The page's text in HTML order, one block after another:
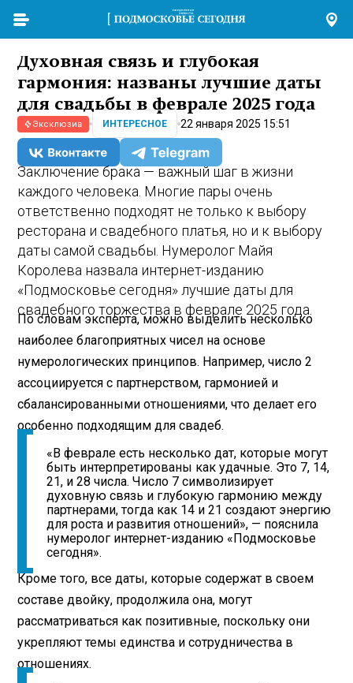
Духовная связь и глубокая
гармония: названы лучшие даты
для свадьбы в феврале 2025 года
Эксклюзив ИНТЕРЕСНОЕ 22 января 2025 15:51
Заключение брака — важный шаг в жизни
каждого человека. Многие пары очень
ответственно подходят не только к выбору
ресторана и свадебного платья, но и к выбору
даты самой свадьбы. Нумеролог Майя
Королева назвала интернет-изданию
«Подмосковье сегодня» лучшие даты для
свадебного торжества в феврале 2025 года.
По словам эксперта, можно выделить несколько
наиболее благоприятных чисел на основе
нумерологических принципов. Например, число 2
ассоциируется с партнерством, гармонией и
сбалансированными отношениями, что делает его
особенно подходящим для свадеб.
«В феврале есть несколько дат, которые могут
быть интерпретированы как удачные. Это 7, 14,
21, и 28 числа. Число 7 символизирует
духовную связь и глубокую гармонию между
партнерами, тогда как 14 и 21 создают энергию
для роста и развития отношений», — пояснила
нумеролог интернет-изданию «Подмосковье
сегодня».
Кроме того, все даты, которые содержат в своем
составе двойку, продолжила она, могут
рассматриваться как позитивные, поскольку они
укрепляют темы единства и сотрудничества в
отношениях.